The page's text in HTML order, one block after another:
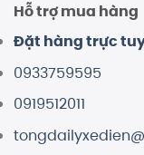
Hỗ trợ mua hàng
Đặt hàng trực
0933759595
0919512011